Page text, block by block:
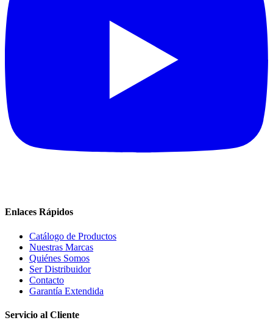
Enlaces Rápidos
Catálogo de Productos
Nuestras Marcas
Quiénes Somos
Ser Distribuidor
Contacto
Garantía Extendida
Servicio al Cliente